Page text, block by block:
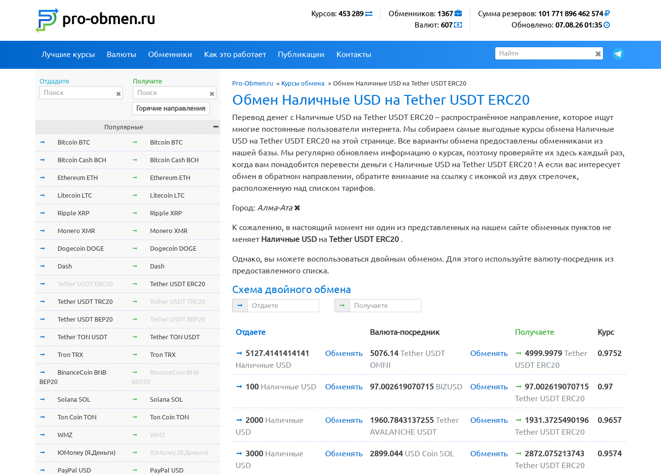
pro-obmen.ru Сумма резервов: 101 771 896 462 574
Обновлено: 07.08.26 01:35
Обменников: 1367
Валют: 607
Курсов: 453 289
Лучшие курсы Валюты Обменники Как это работает Публикации Контакты
Pro-Obmen.ru » Курсы обмена » Обмен Наличные USD на Tether USDT ERC20
Обмен Наличные USD на Tether USDT ERC20
Перевод денег с Наличные USD на Tether USDT ERC20 – распространённое направление, которое ищут
многие постоянные пользователи интернета. Мы собираем самые выгодные курсы обмена Наличные
USD на Tether USDT ERC20 на этой странице. Все варианты обмена предоставлены обменниками из
нашей базы. Мы регулярно обновляем информацию о курсах, поэтому проверяйте их здесь каждый раз,
когда вам понадобится перевести деньги с Наличные USD на Tether USDT ERC20 ! А если вас интересует
обмен в обратном направлении, обратите внимание на ссылку с иконкой из двух стрелочек,
расположенную над списком тарифов.
Город: Алма-Ата
К сожалению, в настоящий момент ни один из представленных на нашем сайте обменных пунктов не
меняет Наличные USD на Tether USDT ERC20 .
Однако, вы можете воспользоваться двойным обменом. Для этого используйте валюту-посредник из
предоставленного списка.
Схема двойного обмена
Отдаете Получаете
Отдаете Валюта-посредник Получаете Курс
5127.4141414141
Наличные USD
Обменять 5076.14 Tether USDT
OMNI
Обменять 4999.9979 Tether
USDT ERC20
0.9752
100 Наличные USD Обменять 97.002619070715 BIZUSD Обменять
97.002619070715
Tether USDT ERC20
0.97
2000 Наличные
USD
Обменять 1960.7843137255 Tether
AVALANCHE USDT
Обменять
1931.3725490196
Tether USDT ERC20
0.9657
3000 Наличные
USD
Обменять 2899.044 USD Coin SOL Обменять
2872.075213743
Tether USDT ERC20
0.9574
Отдадите Получите
Горячие направления
Популярные
Bitcoin BTC Bitcoin BTC
Bitcoin Cash BCH Bitcoin Cash BCH
Ethereum ETH Ethereum ETH
Litecoin LTC Litecoin LTC
Ripple XRP Ripple XRP
Monero XMR Monero XMR
Dogecoin DOGE Dogecoin DOGE
Dash Dash
Tether USDT ERC20 Tether USDT ERC20
Tether USDT TRC20 Tether USDT TRC20
Tether USDT BEP20 Tether USDT BEP20
Tether TON USDT Tether TON USDT
Tron TRX Tron TRX
BinanceCoin BNB
BEP20
BinanceCoin BNB
BEP20
Solana SOL Solana SOL
Ton Coin TON Ton Coin TON
WMZ WMZ
ЮMoney (Я.Деньги) ЮMoney (Я.Деньги)
PayPal USD PayPal USD